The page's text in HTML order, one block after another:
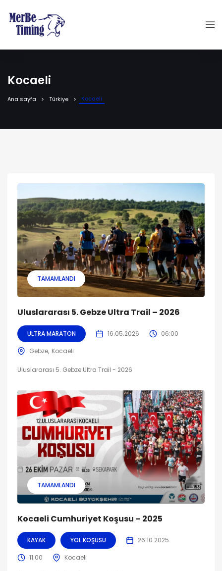
Kocaeli
Ana sayfa Türkiye Kocaeli
TAMAMLANDI
Uluslararası 5. Gebze Ultra Trail – 2026
ULTRA MARATON 16.05.2026 06:00
Gebze Kocaeli
Uluslararası 5. Gebze Ultra Trail - 2026
TAMAMLANDI
Kocaeli Cumhuriyet Koşusu – 2025
KAYAK YOL KOŞUSU 26.10.2025
11:00 Kocaeli